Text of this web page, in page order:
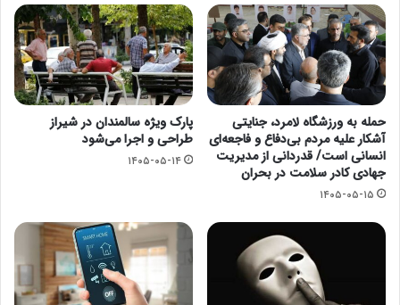
حمله به ورزشگاه لامرد، جنایتی
آشکار علیه مردم بی‌دفاع و فاجعه‌ای
انسانی است/ قدردانی از مدیریت
جهادی کادر سلامت در بحران
۱۴۰۵-۰۵-۱۵
پارک ویژه سالمندان در شیراز
طراحی و اجرا می‌شود
۱۴۰۵-۰۵-۱۴